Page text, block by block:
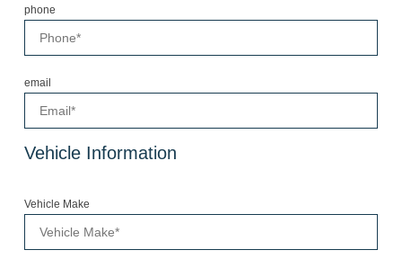
phone
email
Vehicle Information
Vehicle Make